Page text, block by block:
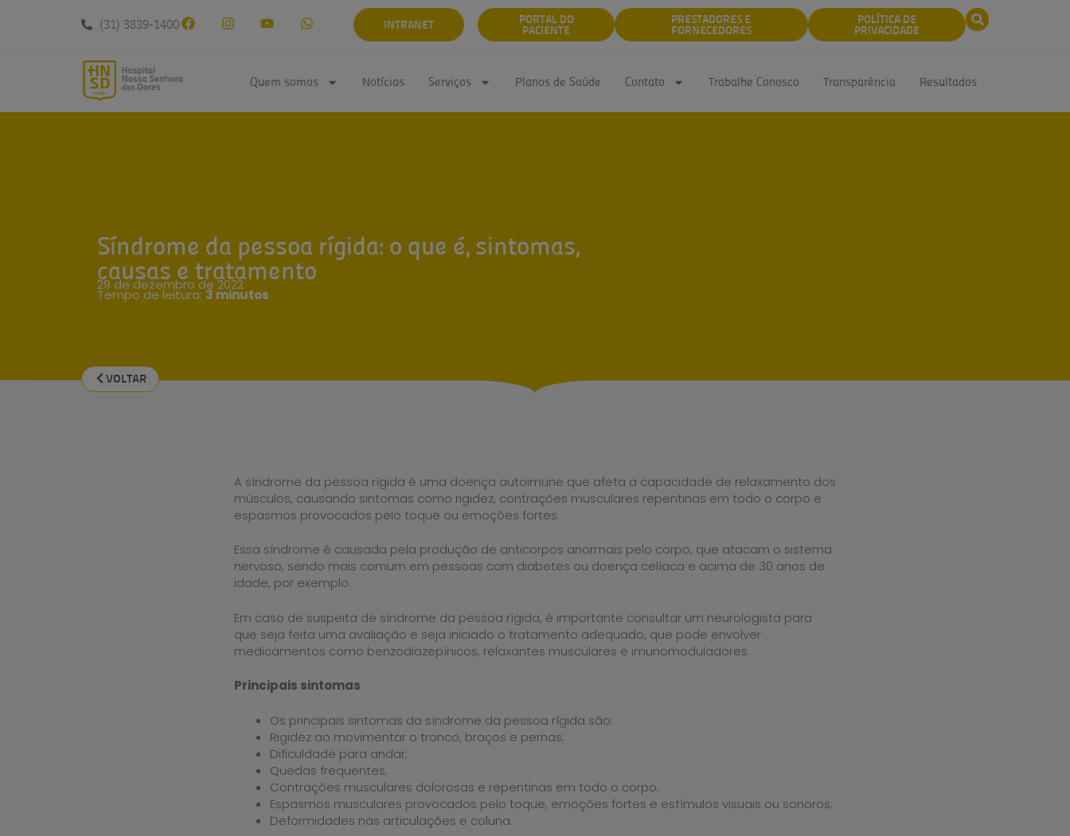
(31) 3839-1400 INTRANET PORTAL DO
PACIENTE
PRESTADORES E
FORNECEDORES
POLÍTICA DE
PRIVACIDADE
Quem somos Notícias Serviços Planos de Saúde Contato Trabalhe Conosco Transparência Resultados
Síndrome da pessoa rígida: o que é, sintomas,
causas e tratamento
29 de dezembro de 2022
Tempo de leitura: 3 minutos
VOLTAR
A síndrome da pessoa rígida é uma doença autoimune que afeta a capacidade de relaxamento dos
músculos, causando sintomas como rigidez, contrações musculares repentinas em todo o corpo e
espasmos provocados pelo toque ou emoções fortes.
Essa síndrome é causada pela produção de anticorpos anormais pelo corpo, que atacam o sistema
nervoso, sendo mais comum em pessoas com diabetes ou doença celíaca e acima de 30 anos de
idade, por exemplo.
Em caso de suspeita de síndrome da pessoa rígida, é importante consultar um neurologista para
que seja feita uma avaliação e seja iniciado o tratamento adequado, que pode envolver
medicamentos como benzodiazepínicos, relaxantes musculares e imunomoduladores.
Principais sintomas
Os principais sintomas da síndrome da pessoa rígida são:
Rigidez ao movimentar o tronco, braços e pernas;
Dificuldade para andar;
Quedas frequentes;
Contrações musculares dolorosas e repentinas em todo o corpo;
Espasmos musculares provocados pelo toque, emoções fortes e estímulos visuais ou sonoros;
Deformidades nas articulações e coluna.